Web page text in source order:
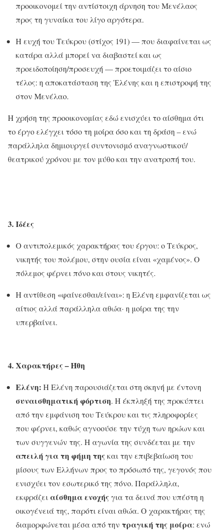
προοικονομεί την αντίστοιχη άρνηση του Μενέλαος
προς τη γυναίκα του λίγο αργότερα.
Η ευχή του Τεύκρου (στίχος 191) — που διαφαίνεται ως
κατάρα αλλά μπορεί να διαβαστεί και ως
προειδοποίηση/προσευχή — προετοιμάζει το αίσιο
τέλος: η αποκατάσταση της Ἑλένης και η επιστροφή της
στον Μενέλαο.
Η χρήση της προοικονομίας εδώ ενισχύει το αίσθημα ότι
το έργο ελέγχει τόσο τη μοίρα όσο και τη δράση – ενώ
παράλληλα δημιουργεί συντονισμό αναγνωστικού/
θεατρικού χρόνου με τον μύθο και την ανατροπή του.
3. Ιδέες
Ο αντιπολεμικός χαρακτήρας του έργου: ο Τεύκρος,
νικητής του πολέμου, στην ουσία είναι «χαμένος». Ο
πόλεμος φέρνει πόνο και στους νικητές.
Η αντίθεση «φαίνεσθαι/είναι»: η Ελένη εμφανίζεται ως
αίτιος αλλά παράλληλα αθώα· η μοίρα της την
υπερβαίνει.
4. Χαρακτήρες – Ήθη
Ελένη: Η Ελένη παρουσιάζεται στη σκηνή με έντονη
συναισθηματική φόρτιση. Η έκπληξή της προκύπτει
από την εμφάνιση του Τεύκρου και τις πληροφορίες
που φέρνει, καθώς αγνοούσε την τύχη των ηρώων και
των συγγενών της. Η αγωνία της συνδέεται με την
απειλή για τη φήμη τηςκαι την επιβεβαίωση του
μίσους των Ελλήνων προς το πρόσωπό της, γεγονός που
ενισχύει τον εσωτερικό της πόνο. Παράλληλα,
εκφράζειαίσθημα ενοχήςγια τα δεινά που υπέστη η
οικογένειά της, παρότι είναι αθώα. Ο χαρακτήρας της
διαμορφώνεται μέσα από την τραγική της μοίρα: ενώ